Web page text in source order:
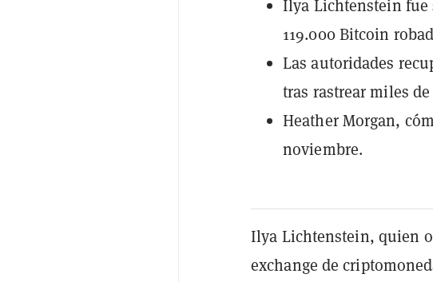
Ilya Lichtenstein fue
119.000 Bitcoin
Las autoridades
tras rastrear miles
Heather Morgan,
noviembre.
Ilya Lichtenstein, quien
exchange de